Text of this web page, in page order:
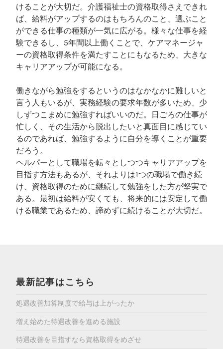
けることが大切だ。介護福祉士の資格取得さえできれ
ば、給料がアップするのはもちろんのこと、選ぶこと
ができる仕事の種類が一気に広がる。様々な仕事を経
験できるし、5年間以上働くことで、ケアマネージャ
ーの資格取得条件を満たすことにもなるため、大きな
キャリアアップが可能になる。
働きながら勉強をするというのはなかなかに難しいと
言う人もいるが、実務経験の要求年数が多いため、少
しずつこまめに勉強すればいいのだ。日ごろの仕事が
忙しく、その生活から脱出したいと真面目に感じてい
るのであれば、勉強するように自分を導くことが重要
だろう。
ヘルパーとして職場を転々としつつキャリアアップを
目指す方法もあるが、それよりは1つの職場で働き続
け、資格取得のために継続して勉強をした方が堅実で
ある。最初は給料が安くても、将来的には安定して働
ける職業であるため、諦めずに続けることが大切だ。
最新記事はこちら
処遇改善加算制度で給与は上がったか
増え始めた待遇改善を進める施設
待遇改善を目指すなら資格取得をめざせ